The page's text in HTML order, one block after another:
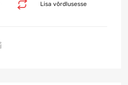
Lisa võrdlusesse